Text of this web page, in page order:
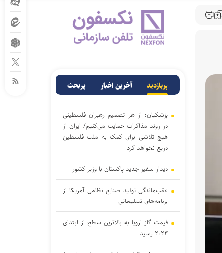
پربازدید آخرین اخبار پربحث
پزشکیان: از هر تصمیم رهبران فلسطینی
در روند مذاکرات حمایت می‌کنیم/ ایران از
هیچ تلاشی برای کمک به ملت فلسطین
دریغ نخواهد کرد
دیدار سفیر جدید پاکستان با وزیر کشور
عقب‌ماندگی تولید صنایع نظامی آمریکا از
برنامه‌های تسلیحاتی
قیمت گاز اروپا به بالاترین سطح از ابتدای
۲۰۲۳ رسید